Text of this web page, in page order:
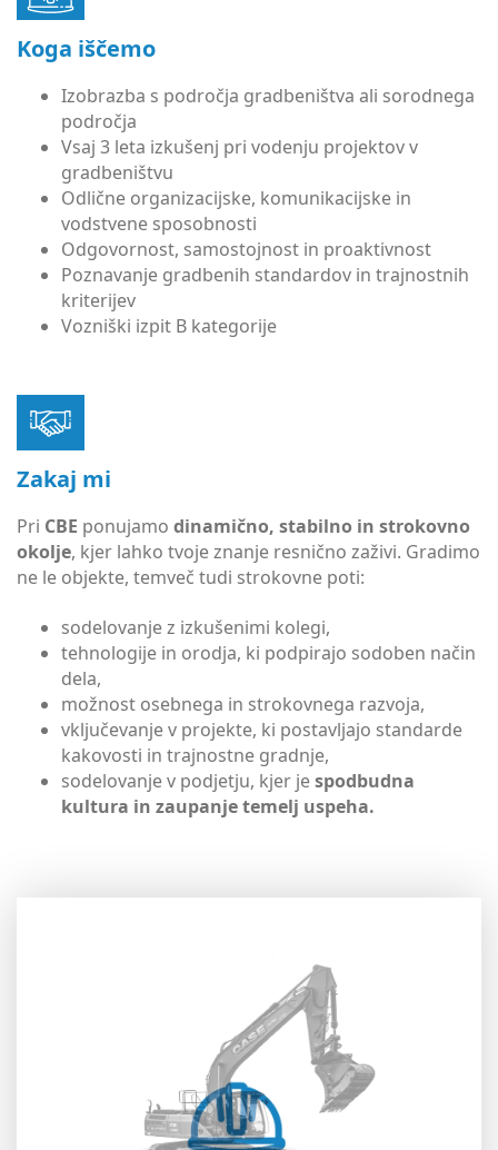
Koga iščemo
Izobrazba s področja gradbeništva ali sorodnega
področja
Vsaj 3 leta izkušenj pri vodenju projektov v
gradbeništvu
Odlične organizacijske, komunikacijske in
vodstvene sposobnosti
Odgovornost, samostojnost in proaktivnost
Poznavanje gradbenih standardov in trajnostnih
kriterijev
Vozniški izpit B kategorije
Zakaj mi
Pri CBE ponujamo dinamično, stabilno in strokovno
okolje, kjer lahko tvoje znanje resnično zaživi. Gradimo
ne le objekte, temveč tudi strokovne poti:
sodelovanje z izkušenimi kolegi,
tehnologije in orodja, ki podpirajo sodoben način
dela,
možnost osebnega in strokovnega razvoja,
vključevanje v projekte, ki postavljajo standarde
kakovosti in trajnostne gradnje,
sodelovanje v podjetju, kjer jespodbudna
kultura in zaupanje temelj uspeha.